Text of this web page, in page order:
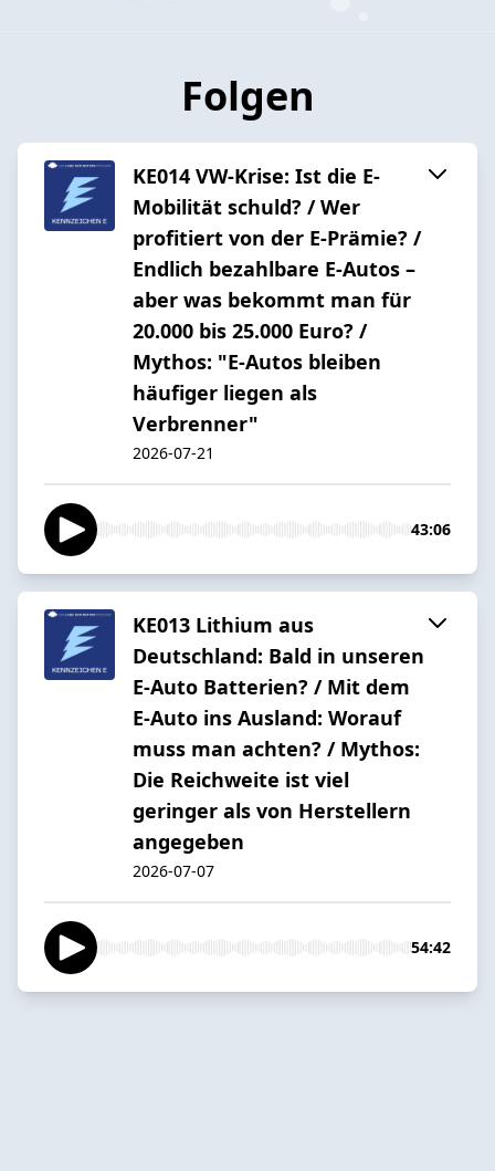
Folgen
KE014 VW-Krise: Ist die E-
Mobilität schuld? / Wer
profitiert von der E-Prämie? /
Endlich bezahlbare E-Autos –
aber was bekommt man für
20.000 bis 25.000 Euro? /
Mythos: "E-Autos bleiben
häufiger liegen als
Verbrenner"
2026-07-21
43:06
KE013 Lithium aus
Deutschland: Bald in unseren
E-Auto Batterien? / Mit dem
E-Auto ins Ausland: Worauf
muss man achten? / Mythos:
Die Reichweite ist viel
geringer als von Herstellern
angegeben
2026-07-07
54:42